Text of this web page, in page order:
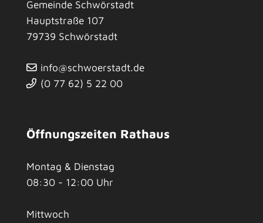
Gemeinde Schwörstadt
Hauptstraße 107
79739 Schwörstadt
info@schwoerstadt.de
(0 77 62) 5 22 00
Öffnungszeiten Rathaus
Montag & Dienstag
08:30 - 12:00 Uhr
Mittwoch